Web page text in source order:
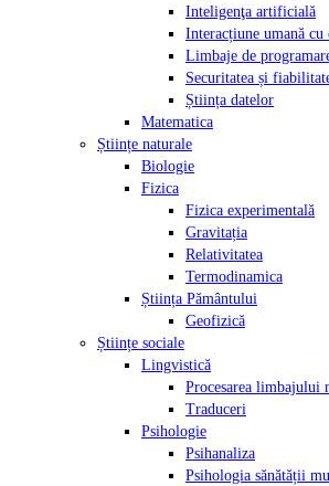
Inteligenţa artificială
Interacțiune umană cu
Limbaje de
Securitatea și
Știința datelor
Matematica
Științe naturale
Biologie
Fizica
Fizica experimentală
Gravitația
Relativitatea
Termodinamica
Știința Pământului
Geofizică
Științe sociale
Lingvistică
Procesarea limbajului
Traduceri
Psihologie
Psihanaliza
Psihologia sănătății